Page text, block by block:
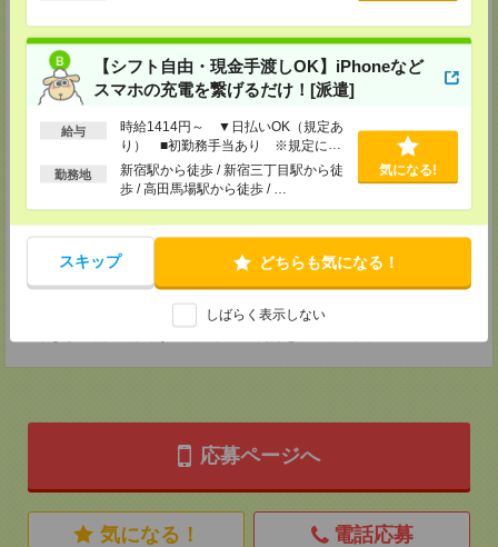
【シフト自由・現金手渡しOK】iPhoneなど
スマホの充電を繋げるだけ！[派遣]
給与
時給1414円～ ▼日払いOK（規定あ
り） ■初勤務手当あり ※規定によ
る
勤務地
新宿駅から徒歩 / 新宿三丁目駅から徒
歩 / 高田馬場駅から徒歩 / …
気になる!
スキップ どちらも気になる！
しばらく表示しない
MAIL：tenshoku@nikken-ts.jp
担当：採用担当
メディカルケア事業部 町田オフィス
東京都町田市森野1-7-23 大樹生命町田ビル6F
MAIL：tenshoku@nikken-ts.jp
メディカルケア事業部 横浜オフィス
TEL：0120-901-799
MAIL：tenshoku@nikken-ts.jp
担当：採用担当
応募ページへ
気になる！ 電話応募